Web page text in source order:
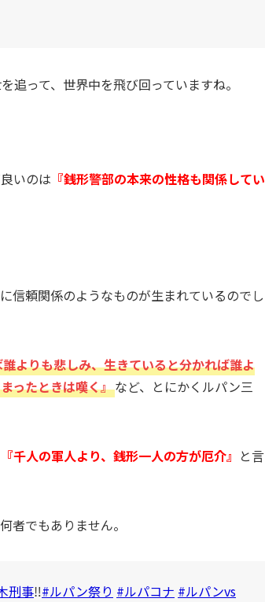
追って、世界中を飛び回っていますね。
いのは 『銭形警部の本来の性格も関係してい
信頼関係のようなものが生まれているのでし
よりも悲しみ、生きていると分かれば誰よ
ったときは嘆く』など、とにかくルパン三
『千人の軍人より、銭形一人の方が厄介』 と言
者でもありません。
刑事‼️#ルパン祭り #ルパコナ #ルパンvs